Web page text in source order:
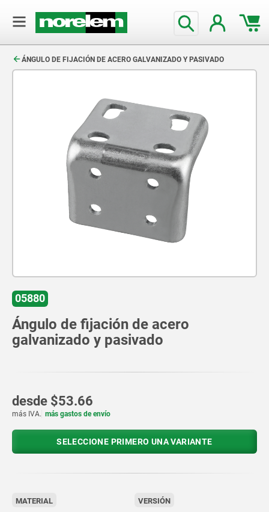
ÁNGULO DE FIJACIÓN DE ACERO GALVANIZADO Y PASIVADO
05880
Ángulo de fijación de acero
galvanizado y pasivado
desde $53.66
más IVA. más gastos de envío
SELECCIONE PRIMERO UNA VARIANTE
MATERIAL VERSIÓN